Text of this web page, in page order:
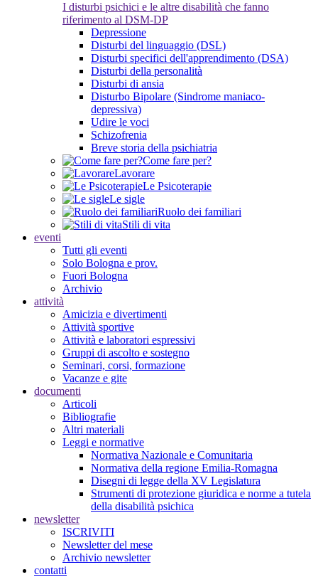
I disturbi psichici e le altre disabilità che fanno
riferimento al DSM-DP
Depressione
Disturbi del linguaggio (DSL)
Disturbi specifici dell'apprendimento (DSA)
Disturbi della personalità
Disturbi di ansia
Disturbo Bipolare (Sindrome maniaco-
depressiva)
Udire le voci
Schizofrenia
Breve storia della psichiatria
Come fare per?
Lavorare
Le Psicoterapie
Le sigle
Ruolo dei familiari
Stili di vita
eventi
Tutti gli eventi
Solo Bologna e prov.
Fuori Bologna
Archivio
attività
Amicizia e divertimenti
Attività sportive
Attività e laboratori espressivi
Gruppi di ascolto e sostegno
Seminari, corsi, formazione
Vacanze e gite
documenti
Articoli
Bibliografie
Altri materiali
Leggi e normative
Normativa Nazionale e Comunitaria
Normativa della regione Emilia-Romagna
Disegni di legge della XV Legislatura
Strumenti di protezione giuridica e norme a tutela
della disabilità psichica
newsletter
ISCRIVITI
Newsletter del mese
Archivio newsletter
contatti